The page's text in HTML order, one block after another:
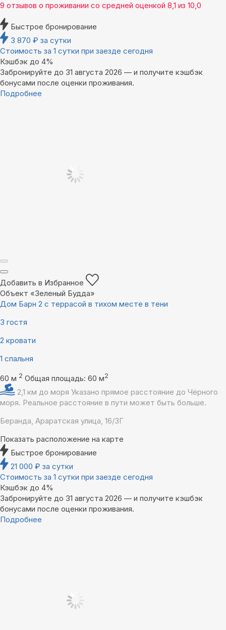
9 отзывов о проживании со средней оценкой 8,1 из 10,0
Быстрое бронирование
3 870 ₽ за сутки
Стоимость за 1 сутки при заезде сегодня
Кэшбэк до 4%
Забронируйте до 31 августа 2026 — и получите кэшбэк
бонусами после оценки проживания.
Подробнее
Добавить в Избранное
Объект «Зеленый Будда»
Дом Барн 2 с террасой в тихом месте в тени
3 гостя
2 кровати
1 спальня
60 м 2 Общая площадь: 60 м2
2,1 км до моря Указано прямое расстояние до Чёрного
моря. Реальное расстояние в пути может быть больше.
Беранда, Араратская улица, 16/3Г
Показать расположение на карте
Быстрое бронирование
21 000 ₽ за сутки
Стоимость за 1 сутки при заезде сегодня
Кэшбэк до 4%
Забронируйте до 31 августа 2026 — и получите кэшбэк
бонусами после оценки проживания.
Подробнее